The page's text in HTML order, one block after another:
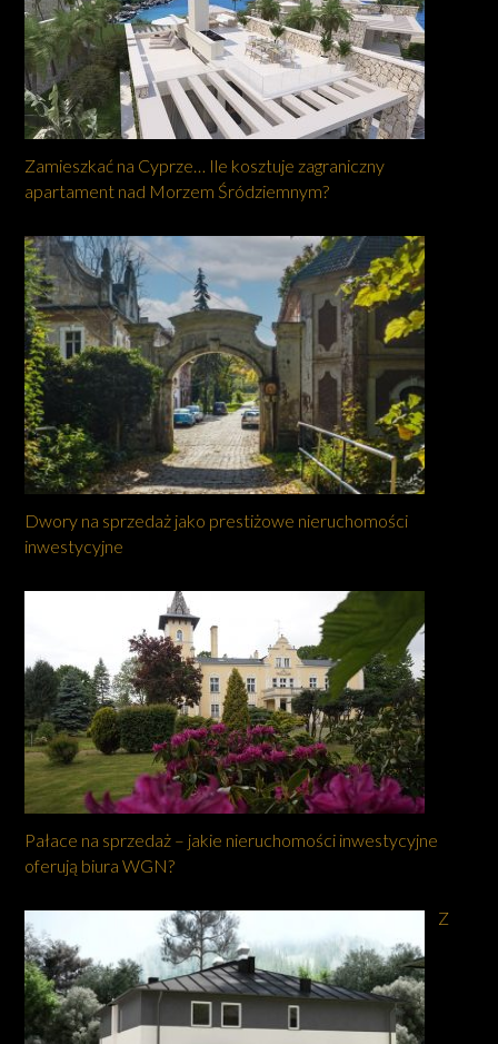
Zamieszkać na Cyprze… Ile kosztuje zagraniczny
apartament nad Morzem Śródziemnym?
Dwory na sprzedaż jako prestiżowe nieruchomości
inwestycyjne
Pałace na sprzedaż – jakie nieruchomości inwestycyjne
oferują biura WGN?
Z